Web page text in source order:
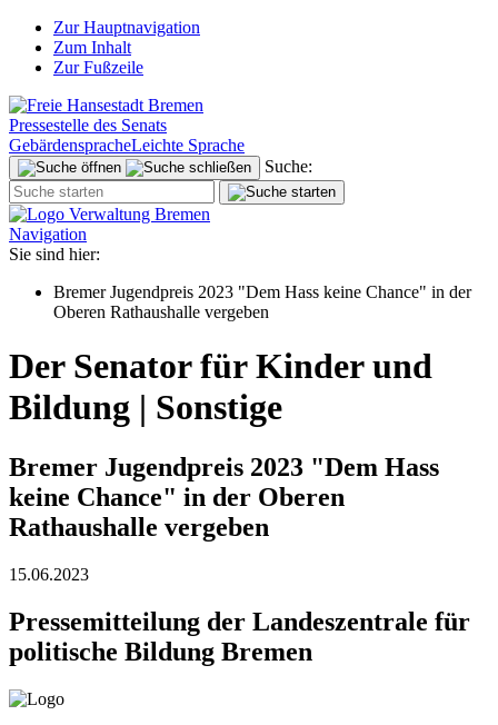
Zur Hauptnavigation
Zum Inhalt
Zur Fußzeile
Pressestelle des Senats
GebärdenspracheLeichte Sprache
Suche:
Navigation
Sie sind hier:
Bremer Jugendpreis 2023 "Dem Hass keine Chance" in der
Oberen Rathaushalle vergeben
Der Senator für Kinder und
Bildung | Sonstige
Bremer Jugendpreis 2023 "Dem Hass
keine Chance" in der Oberen
Rathaushalle vergeben
15.06.2023
Pressemitteilung der Landeszentrale für
politische Bildung Bremen